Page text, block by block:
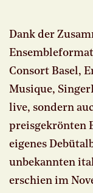
Dank der
Consort Basel,
Musique,
live, sondern
preisgekrönten
eigenes
unbekannten
erschien im